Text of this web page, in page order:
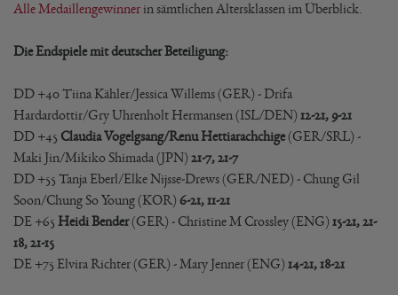
Alle Medaillengewinner in sämtlichen Altersklassen im Überblick.
Die Endspiele mit deutscher Beteiligung:
DD +40 Tiina Kähler/Jessica Willems (GER) - Drifa
Hardardottir/Gry Uhrenholt Hermansen (ISL/DEN) 12-21, 9-21
DD +45 Claudia Vogelgsang/Renu Hettiarachchige(GER/SRL) -
Maki Jin/Mikiko Shimada (JPN) 21-7, 21-7
DD +55 Tanja Eberl/Elke Nijsse-Drews (GER/NED) - Chung Gil
Soon/Chung So Young (KOR) 6-21, 11-21
DE +65 Heidi Bender(GER) - Christine M Crossley (ENG) 15-21, 21-
18, 21-15
DE +75 Elvira Richter (GER) - Mary Jenner (ENG) 14-21, 18-21